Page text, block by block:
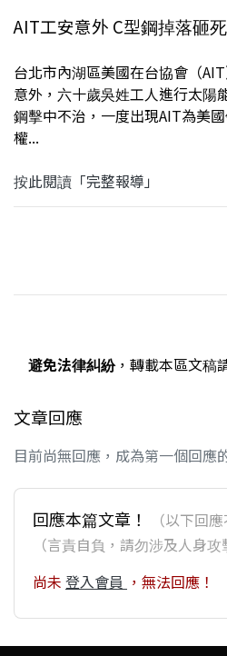
AIT工安意外 C型鋼掉落砸
台北市內湖區美國在台協會（
意外，六十歲吳姓工人進行太陽
鋼擊中不治，一度出現AIT為美
權...
按此閱讀「完整報導」
避免法律糾紛，轉載本區文稿
文章回應
目前尚無回應，成為第一個回應
回應本篇文章！
（以下回
（言責自負，請勿涉及人身攻
尚未 登入會員 ，無法回應！